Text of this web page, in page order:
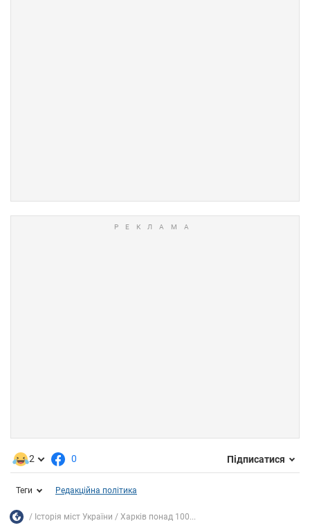
2 0 Підписатися
Теги Редакційна політика
Історія міст України Харків понад 100...